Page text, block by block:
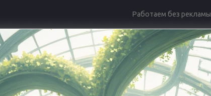
Работаем без рекламы